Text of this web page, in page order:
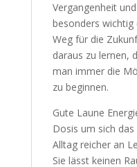
Alle Menschen
Vergangenheit
es besonders
den Weg für die
daraus zu lernen,
und man immer
Gute Laune
Dosis um sich das
dein Alltag reicher